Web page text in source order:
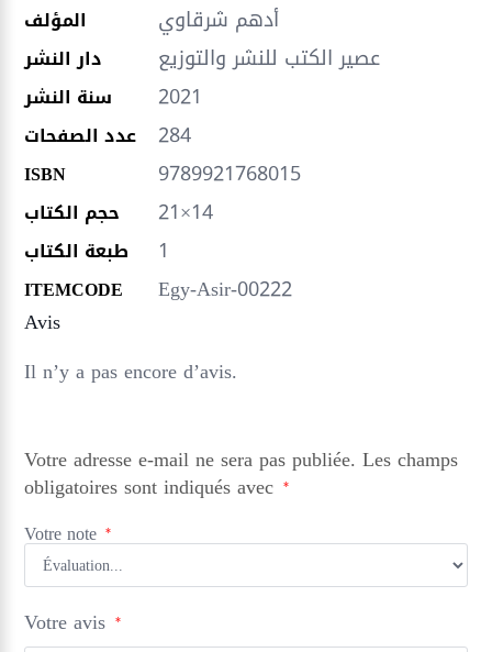
المؤلف أدهم شرقاوي
دار النشر عصير الكتب للنشر والتوزيع
سنة النشر 2021
عدد الصفحات 284
ISBN 9789921768015
حجم الكتاب 21×14
طبعة الكتاب 1
ITEMCODE
Egy-Asir-00222
Avis
Il n’y a pas encore d’avis.
Votre adresse e-mail ne sera pas publiée. Les champs
obligatoires sont indiqués avec *
Votre note *
Votre avis *